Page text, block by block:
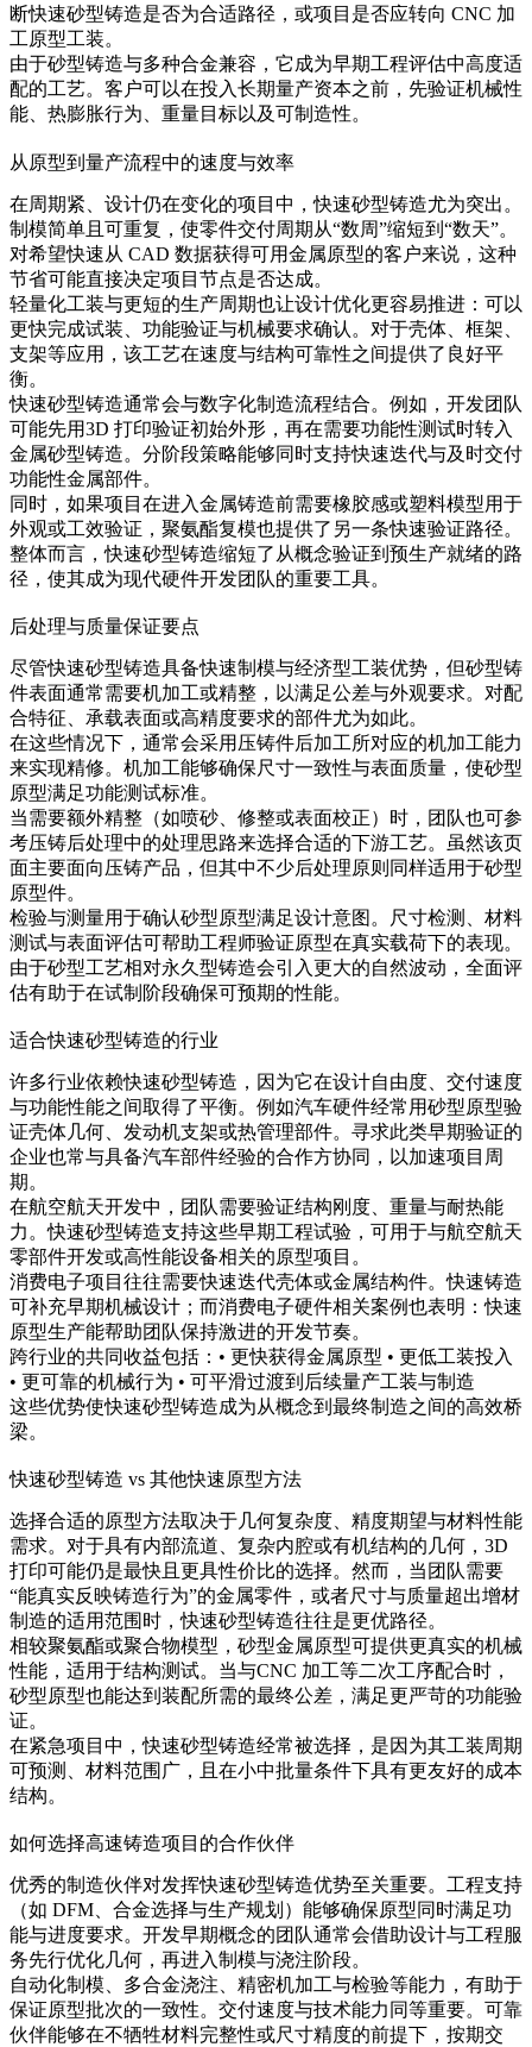
断快速砂型铸造是否为合适路径，或项目是否应转向 CNC 加
工原型工装。
由于砂型铸造与多种合金兼容，它成为早期工程评估中高度适
配的工艺。客户可以在投入长期量产资本之前，先验证机械性
能、热膨胀行为、重量目标以及可制造性。
从原型到量产流程中的速度与效率
在周期紧、设计仍在变化的项目中，快速砂型铸造尤为突出。
制模简单且可重复，使零件交付周期从“数周”缩短到“数天”。
对希望快速从 CAD 数据获得可用金属原型的客户来说，这种
节省可能直接决定项目节点是否达成。
轻量化工装与更短的生产周期也让设计优化更容易推进：可以
更快完成试装、功能验证与机械要求确认。对于壳体、框架、
支架等应用，该工艺在速度与结构可靠性之间提供了良好平
衡。
快速砂型铸造通常会与数字化制造流程结合。例如，开发团队
可能先用3D 打印验证初始外形，再在需要功能性测试时转入
金属砂型铸造。分阶段策略能够同时支持快速迭代与及时交付
功能性金属部件。
同时，如果项目在进入金属铸造前需要橡胶感或塑料模型用于
外观或工效验证， 聚氨酯复模也提供了另一条快速验证路径。
整体而言，快速砂型铸造缩短了从概念验证到预生产就绪的路
径，使其成为现代硬件开发团队的重要工具。
后处理与质量保证要点
尽管快速砂型铸造具备快速制模与经济型工装优势，但砂型铸
件表面通常需要机加工或精整，以满足公差与外观要求。对配
合特征、承载表面或高精度要求的部件尤为如此。
在这些情况下，通常会采用 压铸件后加工所对应的机加工能力
来实现精修。机加工能够确保尺寸一致性与表面质量，使砂型
原型满足功能测试标准。
当需要额外精整（如喷砂、修整或表面校正）时，团队也可参
考压铸后处理中的处理思路来选择合适的下游工艺。虽然该页
面主要面向压铸产品，但其中不少后处理原则同样适用于砂型
原型件。
检验与测量用于确认砂型原型满足设计意图。尺寸检测、材料
测试与表面评估可帮助工程师验证原型在真实载荷下的表现。
由于砂型工艺相对永久型铸造会引入更大的自然波动，全面评
估有助于在试制阶段确保可预期的性能。
适合快速砂型铸造的行业
许多行业依赖快速砂型铸造，因为它在设计自由度、交付速度
与功能性能之间取得了平衡。例如汽车硬件经常用砂型原型验
证壳体几何、发动机支架或热管理部件。寻求此类早期验证的
企业也常与具备汽车部件经验的合作方协同，以加速项目周
期。
在航空航天开发中，团队需要验证结构刚度、重量与耐热能
力。快速砂型铸造支持这些早期工程试验，可用于与航空航天
零部件开发或高性能设备相关的原型项目。
消费电子项目往往需要快速迭代壳体或金属结构件。快速铸造
可补充早期机械设计；而消费电子硬件相关案例也表明：快速
原型生产能帮助团队保持激进的开发节奏。
跨行业的共同收益包括：• 更快获得金属原型 • 更低工装投入
• 更可靠的机械行为 • 可平滑过渡到后续量产工装与制造
这些优势使快速砂型铸造成为从概念到最终制造之间的高效桥
梁。
快速砂型铸造 vs 其他快速原型方法
选择合适的原型方法取决于几何复杂度、精度期望与材料性能
需求。对于具有内部流道、复杂内腔或有机结构的几何，3D
打印可能仍是最快且更具性价比的选择。然而，当团队需要
“能真实反映铸造行为”的金属零件，或者尺寸与质量超出增材
制造的适用范围时，快速砂型铸造往往是更优路径。
相较聚氨酯或聚合物模型，砂型金属原型可提供更真实的机械
性能，适用于结构测试。当与CNC 加工等二次工序配合时，
砂型原型也能达到装配所需的最终公差，满足更严苛的功能验
证。
在紧急项目中，快速砂型铸造经常被选择，是因为其工装周期
可预测、材料范围广，且在小中批量条件下具有更友好的成本
结构。
如何选择高速铸造项目的合作伙伴
优秀的制造伙伴对发挥快速砂型铸造优势至关重要。工程支持
（如 DFM、合金选择与生产规划）能够确保原型同时满足功
能与进度要求。开发早期概念的团队通常会借助设计与工程服
务先行优化几何，再进入制模与浇注阶段。
自动化制模、多合金浇注、精密机加工与检验等能力，有助于
保证原型批次的一致性。交付速度与技术能力同等重要。可靠
伙伴能够在不牺牲材料完整性或尺寸精度的前提下，按期交